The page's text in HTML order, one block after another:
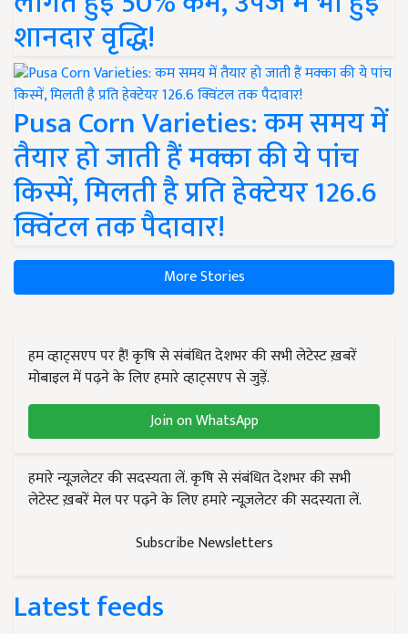
शानदार वृद्धि!
Pusa Corn Varieties: कम समय में
तैयार हो जाती हैं मक्का की ये पांच
किस्में, मिलती है प्रति हेक्टेयर 126.6
क्विंटल तक पैदावार!
More Stories
हम व्हाट्सएप पर हैं! कृषि से संबंधित देशभर की सभी लेटेस्ट ख़बरें
मोबाइल में पढ़ने के लिए हमारे व्हाट्सएप से जुड़ें.
Join on WhatsApp
हमारे न्यूज़लेटर की सदस्यता लें. कृषि से संबंधित देशभर की सभी
लेटेस्ट ख़बरें मेल पर पढ़ने के लिए हमारे न्यूज़लेटर की सदस्यता लें.
Subscribe Newsletters
Latest feeds